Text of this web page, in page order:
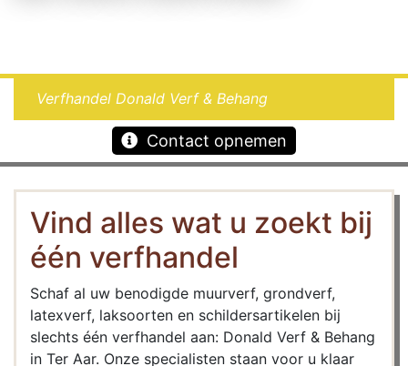
Verfhandel Donald Verf & Behang
Contact opnemen
Vind alles wat u zoekt bij
één verfhandel
Schaf al uw benodigde muurverf, grondverf,
latexverf, laksoorten en schildersartikelen bij
slechts één verfhandel aan: Donald Verf & Behang
in Ter Aar. Onze specialisten staan voor u klaar